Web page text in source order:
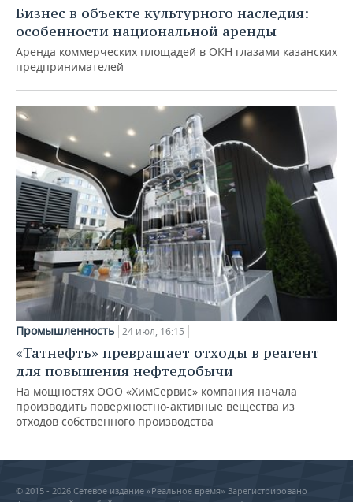
Бизнес в объекте культурного наследия:
особенности национальной аренды
Аренда коммерческих площадей в ОКН глазами казанских
предпринимателей
Промышленность 24 июл, 16:15
«Татнефть» превращает отходы в реагент
для повышения нефтедобычи
На мощностях ООО «ХимСервис» компания начала
производить поверхностно-активные вещества из
отходов собственного производства
© 2015 - 2026 Сетевое издание «Реальное время» Зарегистрировано